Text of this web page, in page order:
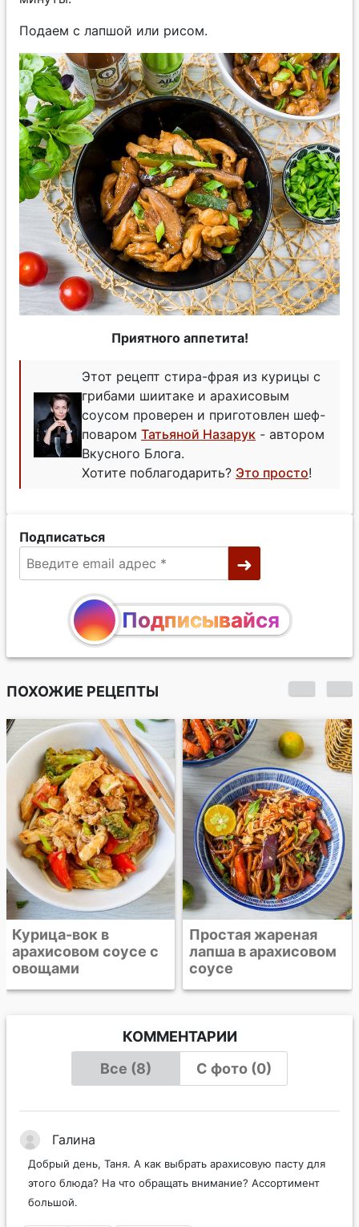
Подаем с лапшой или рисом.
Приятного аппетита!
Этот рецепт стира-фрая из курицы с
грибами шиитаке и арахисовым
соусом проверен и приготовлен шеф-
поваром Татьяной Назарук - автором
Вкусного Блога.
Хотите поблагодарить? Это просто!
Подписаться
Подписывайся
ПОХОЖИЕ РЕЦЕПТЫ
Простая жареная
лапша в арахисовом
соусе
Стир-фрай из
курицы с яичной
лапшой
КОММЕНТАРИИ
Все (8)
С фото (0)
Галина
Добрый день, Таня. А как выбрать арахисовую пасту для
этого блюда? На что обращать внимание? Ассортимент
большой.